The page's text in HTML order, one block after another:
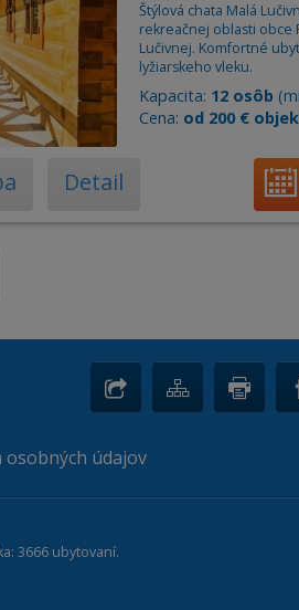
Štýlová chata Malá
rekreačnej oblasti obce
Lučivnej. Komfortné
lyžiarskeho vleku.
Kapacita: 12 osôb
Cena: od 200 €
Detail
osobných údajov
3666 ubytovaní.